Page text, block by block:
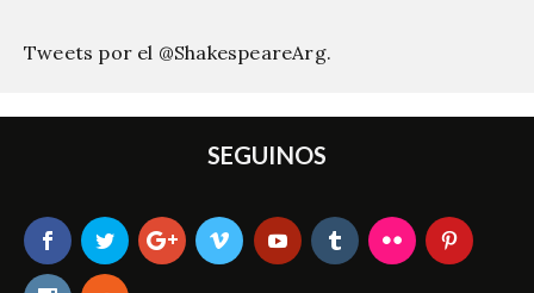
Tweets por el @ShakespeareArg.
SEGUINOS